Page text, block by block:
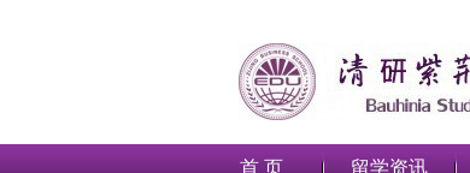
首 页 留学资讯